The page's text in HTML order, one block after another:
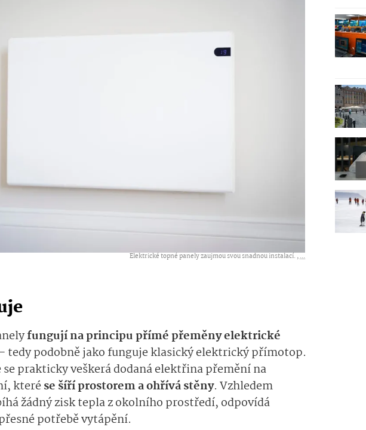
Elektrické topné panely zaujmou svou snadnou instalací. ,...
fungují na principu přímé přeměny elektrické
tedy podobně jako funguje klasický elektrický přímotop.
se prakticky veškerá dodaná elektřina přemění na
kterése šíří prostorem a ohřívá stěny. Vzhledem
žádný zisk tepla z okolního prostředí, odpovídá
potřebě vytápění.